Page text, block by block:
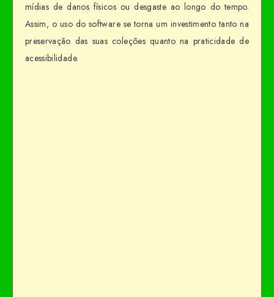
mídias de danos físicos ou desgaste ao longo do tempo.
Assim, o uso do software se torna um investimento tanto na
preservação das suas coleções quanto na praticidade de
acessibilidade.